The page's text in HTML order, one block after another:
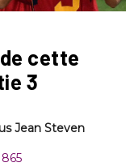
cette
3
Jean Steven
865